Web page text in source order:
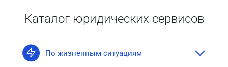
Каталог юридических сервисов
По жизненным ситуациям